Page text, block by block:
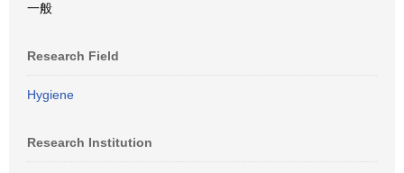
一般
Research Field
Hygiene
Research Institution